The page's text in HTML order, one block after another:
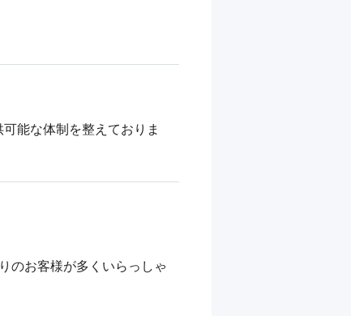
能な体制を整えておりま
のお客様が多くいらっしゃ